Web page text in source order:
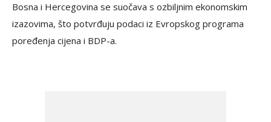
Bosna i Hercegovina se suočava s ozbiljnim ekonomskim
izazovima, što potvrđuju podaci iz Evropskog programa
poređenja cijena i BDP-a.